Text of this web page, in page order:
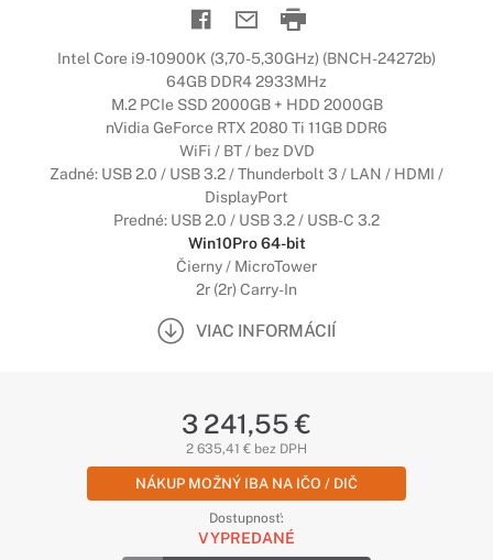
Intel Core i9-10900K (3,70-5,30GHz) (BNCH-24272b)
64GB DDR4 2933MHz
M.2 PCIe SSD 2000GB + HDD 2000GB
nVidia GeForce RTX 2080 Ti 11GB DDR6
WiFi / BT / bez DVD
Zadné: USB 2.0 / USB 3.2 / Thunderbolt 3 / LAN / HDMI /
DisplayPort
Predné: USB 2.0 / USB 3.2 / USB-C 3.2
Win10Pro 64-bit
Čierny / MicroTower
2r (2r) Carry-In
VIAC INFORMÁCIÍ
3 241,55 €
2 635,41 € bez DPH
NÁKUP MOŽNÝ IBA NA IČO / DIČ
Dostupnosť:
VYPREDANÉ